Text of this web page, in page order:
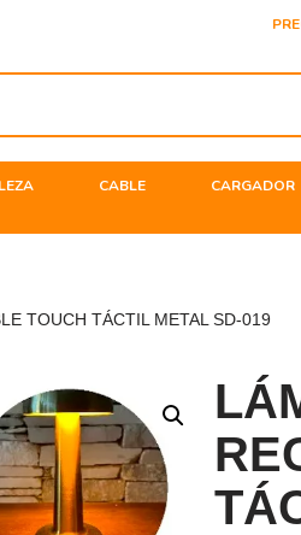
CABLE CARGADOR
TOUCH TÁCTIL METAL SD-019